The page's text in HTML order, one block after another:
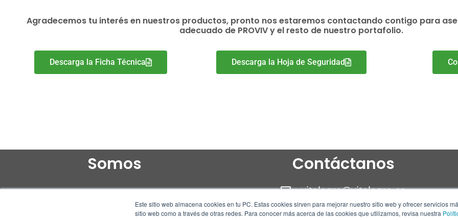
Este sitio web almacena cookies en tu PC. Estas cookies sirven para mejorar nuestro sitio web y ofrecer servicios
sitio web como a través de otras redes. Para conocer más acerca de las cookies que utilizamos, revisa nuestra
Agradecemos tu interés en nuestros productos, pronto nos estaremos contactando contigo para
adecuado de PROVIV y el resto de nuestro portafolio.
Descarga la Ficha Técnica Descarga la Hoja de Seguridad
Somos Contáctanos
vitalagro@vitalagro.co
310 305 11 23